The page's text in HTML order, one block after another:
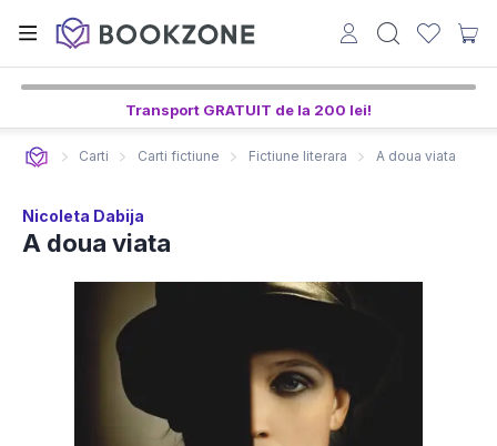
Transport GRATUIT de la 200 lei!
Carti Carti fictiune Fictiune literara A doua viata
Nicoleta Dabija
A doua viata